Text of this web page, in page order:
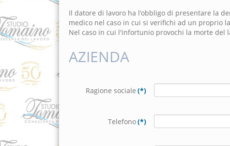
Il datore di lavoro ha l’obbligo di presentare la
medico nel caso in cui si verifichi ad un proprio
Nel caso in cui l'infortunio provochi la morte del
AZIENDA
Ragione sociale (*)
Telefono(*)